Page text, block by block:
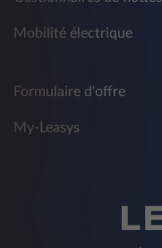
Mobilité électrique
Formulaire d'offre
My-Leasys